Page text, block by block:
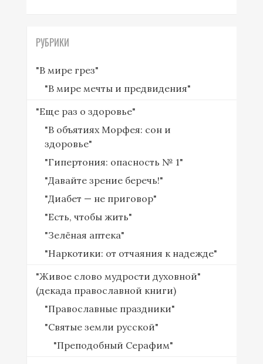
РУБРИКИ
"В мире грез"
"В мире мечты и предвидения"
"Еще раз о здоровье"
"В объятиях Морфея: сон и
здоровье"
"Гипертония: опасность № 1"
"Давайте зрение беречь!"
"Диабет — не приговор"
"Есть, чтобы жить"
"Зелёная аптека"
"Наркотики: от отчаяния к надежде"
"Живое слово мудрости духовной"
(декада православной книги)
"Православные праздники"
"Святые земли русской"
"Преподобный Серафим"